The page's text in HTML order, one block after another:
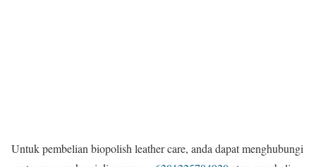
Untuk pembelian biopolish leather care, anda dapat menghubungi